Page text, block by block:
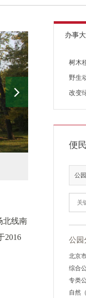
北线南
2016
办事
树木
野生
改变
便
公
公园
北京
综合
专类
自然